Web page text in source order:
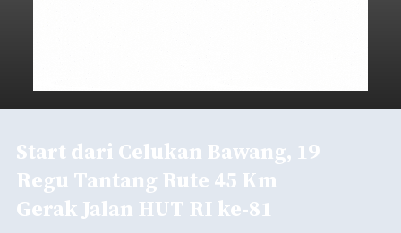
Start dari Celukan Bawang, 19
Regu Tantang Rute 45 Km
Gerak Jalan HUT RI ke-81